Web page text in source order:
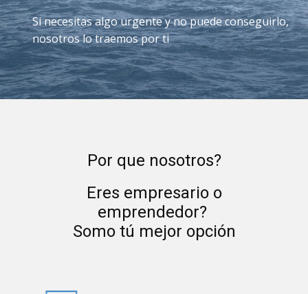
Si necesitas algo urgente y no puede conseguirlo,
nosotros lo traemos por ti
Por que nosotros?
Eres empresario o
emprendedor?
Somo tú mejor opción